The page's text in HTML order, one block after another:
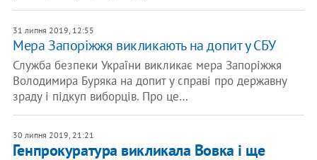
31 липня 2019, 12:55
Мера Запоріжжя викликають на допит у СБУ
Служба безпеки України викликає мера Запоріжжя
Володимира Буряка на допит у справі про державну
зраду і підкуп виборців. Про це…
30 липня 2019, 21:21
Генпрокуратура викликала Вовка і ще